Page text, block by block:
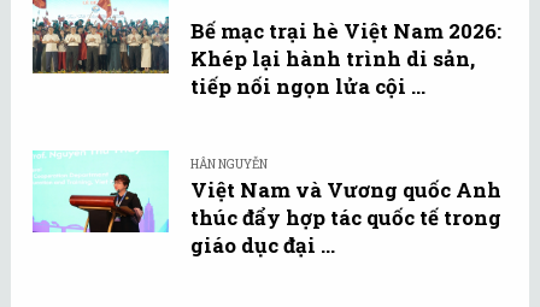
Bế mạc trại hè Việt Nam 2026:
Khép lại hành trình di sản,
tiếp nối ngọn lửa cội ...
HÂN NGUYỄN
Việt Nam và Vương quốc Anh
thúc đẩy hợp tác quốc tế trong
giáo dục đại ...